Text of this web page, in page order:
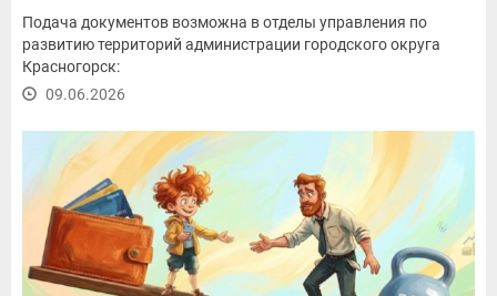
Подача документов возможна в отделы управления по
развитию территорий администрации городского округа
Красногорск:
09.06.2026